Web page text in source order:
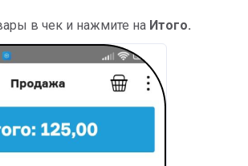
в чек и нажмите на Итого.